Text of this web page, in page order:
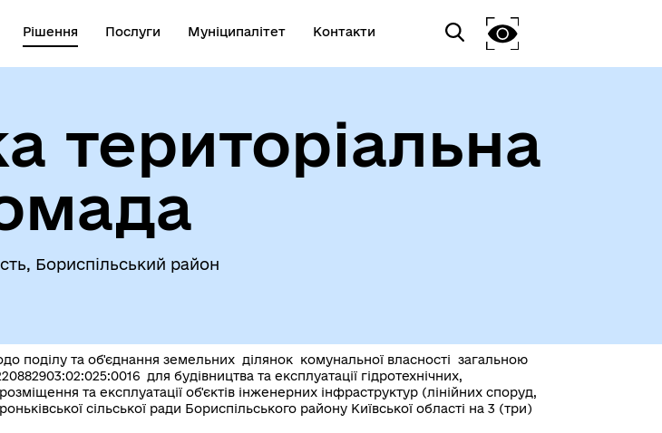
Рішення Послуги Муніципалітет Контакти
територіальна
Бориспільський район
поділу та об'єднання земельних ділянок комунальної власності загальною
для будівництва та експлуатації гідротехнічних,
та експлуатації об'єктів інженерних інфраструктур (лінійних споруд,
сільської ради Бориспільського району Київської області на 3 (три)